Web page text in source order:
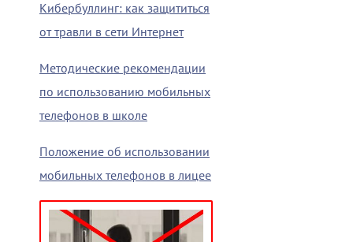
Кибербуллинг: как защититься
от травли в сети Интернет
Методические рекомендации
по использованию мобильных
телефонов в школе
Положение об использовании
мобильных телефонов в лицее